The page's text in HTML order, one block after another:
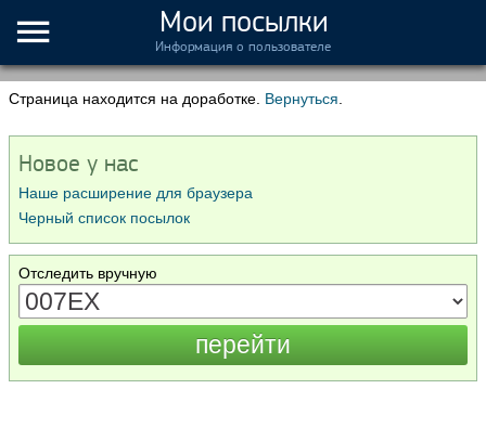
Мои посылки
Информация о пользователе
Страница находится на доработке. Вернуться
Новое у нас
Наше расширение для браузера
Черный список посылок
Отследить вручную